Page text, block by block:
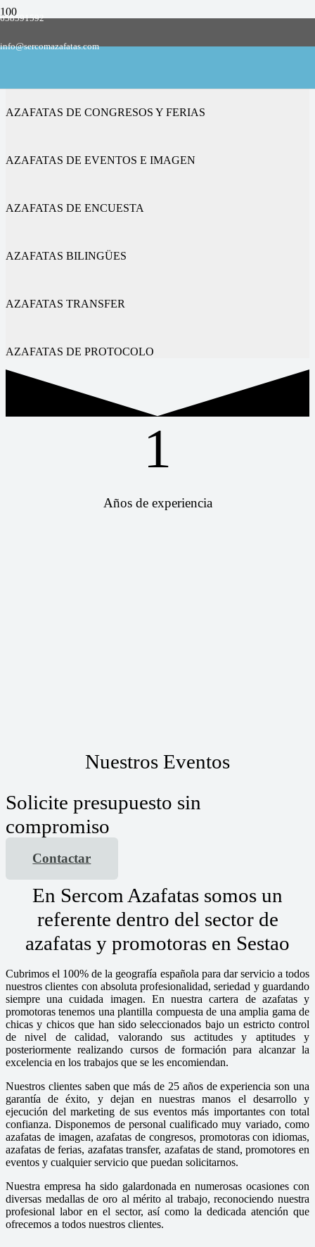
658591592
info@sercomazafatas.com
AZAFATAS DE CONGRESOS Y FERIAS
AZAFATAS DE EVENTOS E IMAGEN
AZAFATAS DE ENCUESTA
AZAFATAS BILINGÜES
AZAFATAS TRANSFER
AZAFATAS DE PROTOCOLO
1
Años de experiencia
Nuestros Eventos
Solicite presupuesto sin
compromiso
Contactar
En Sercom Azafatas somos un
referente dentro del sector de
azafatas y promotoras en Sestao
Cubrimos el 100% de la geografía española para dar servicio a todos
nuestros clientes con absoluta profesionalidad, seriedad y guardando
siempre una cuidada imagen. En nuestra cartera de azafatas y
promotoras tenemos una plantilla compuesta de una amplia gama de
chicas y chicos que han sido seleccionados bajo un estricto control
de nivel de calidad, valorando sus actitudes y aptitudes y
posteriormente realizando cursos de formación para alcanzar la
excelencia en los trabajos que se les encomiendan.
Nuestros clientes saben que más de 25 años de experiencia son una
garantía de éxito, y dejan en nuestras manos el desarrollo y
ejecución del marketing de sus eventos más importantes con total
confianza. Disponemos de personal cualificado muy variado, como
azafatas de imagen, azafatas de congresos, promotoras con idiomas,
azafatas de ferias, azafatas transfer, azafatas de stand, promotores en
eventos y cualquier servicio que puedan solicitarnos.
Nuestra empresa ha sido galardonada en numerosas ocasiones con
diversas medallas de oro al mérito al trabajo, reconociendo nuestra
profesional labor en el sector, así como la dedicada atención que
ofrecemos a todos nuestros clientes.